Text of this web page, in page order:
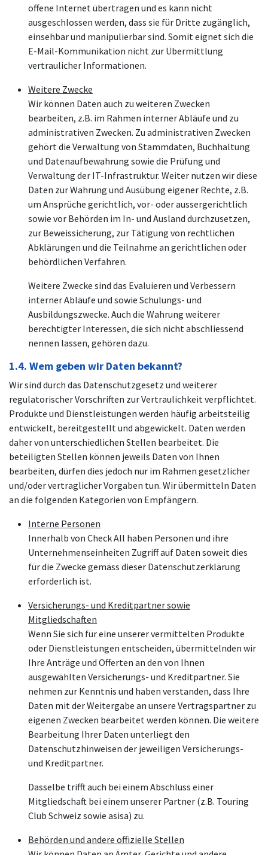
offene Internet übertragen und es kann nicht
ausgeschlossen werden, dass sie für Dritte zugänglich,
einsehbar und manipulierbar sind. Somit eignet sich die
E-Mail-Kommunikation nicht zur Übermittlung
vertraulicher Informationen.
Weitere Zwecke
Wir können Daten auch zu weiteren Zwecken
bearbeiten, z.B. im Rahmen interner Abläufe und zu
administrativen Zwecken. Zu administrativen Zwecken
gehört die Verwaltung von Stammdaten, Buchhaltung
und Datenaufbewahrung sowie die Prüfung und
Verwaltung der IT-Infrastruktur. Weiter nutzen wir diese
Daten zur Wahrung und Ausübung eigener Rechte, z.B.
um Ansprüche gerichtlich, vor- oder aussergerichtlich
sowie vor Behörden im In- und Ausland durchzusetzen,
zur Beweissicherung, zur Tätigung von rechtlichen
Abklärungen und die Teilnahme an gerichtlichen oder
behördlichen Verfahren.
Weitere Zwecke sind das Evaluieren und Verbessern
interner Abläufe und sowie Schulungs- und
Ausbildungszwecke. Auch die Wahrung weiterer
berechtigter Interessen, die sich nicht abschliessend
nennen lassen, gehören dazu.
1.4. Wem geben wir Daten bekannt?
Wir sind durch das Datenschutzgesetz und weiterer
regulatorischer Vorschriften zur Vertraulichkeit verpflichtet.
Produkte und Dienstleistungen werden häufig arbeitsteilig
entwickelt, bereitgestellt und abgewickelt. Daten werden
daher von unterschiedlichen Stellen bearbeitet. Die
beteiligten Stellen können jeweils Daten von Ihnen
bearbeiten, dürfen dies jedoch nur im Rahmen gesetzlicher
und/oder vertraglicher Vorgaben tun. Wir übermitteln Daten
an die folgenden Kategorien von Empfängern.
Interne Personen
Innerhalb von Check All haben Personen und ihre
Unternehmenseinheiten Zugriff auf Daten soweit dies
für die Zwecke gemäss dieser Datenschutzerklärung
erforderlich ist.
Versicherungs- und Kreditpartner sowie
Mitgliedschaften
Wenn Sie sich für eine unserer vermittelten Produkte
oder Dienstleistungen entscheiden, übermittelnden wir
Ihre Anträge und Offerten an den von Ihnen
ausgewählten Versicherungs- und Kreditpartner. Sie
nehmen zur Kenntnis und haben verstanden, dass Ihre
Daten mit der Weitergabe an unsere Vertragspartner zu
eigenen Zwecken bearbeitet werden können. Die weitere
Bearbeitung Ihrer Daten unterliegt den
Datenschutzhinweisen der jeweiligen Versicherungs-
und Kreditpartner.
Dasselbe trifft auch bei einem Abschluss einer
Mitgliedschaft bei einem unserer Partner (z.B. Touring
Club Schweiz sowie asisa) zu.
Behörden und andere offizielle Stellen